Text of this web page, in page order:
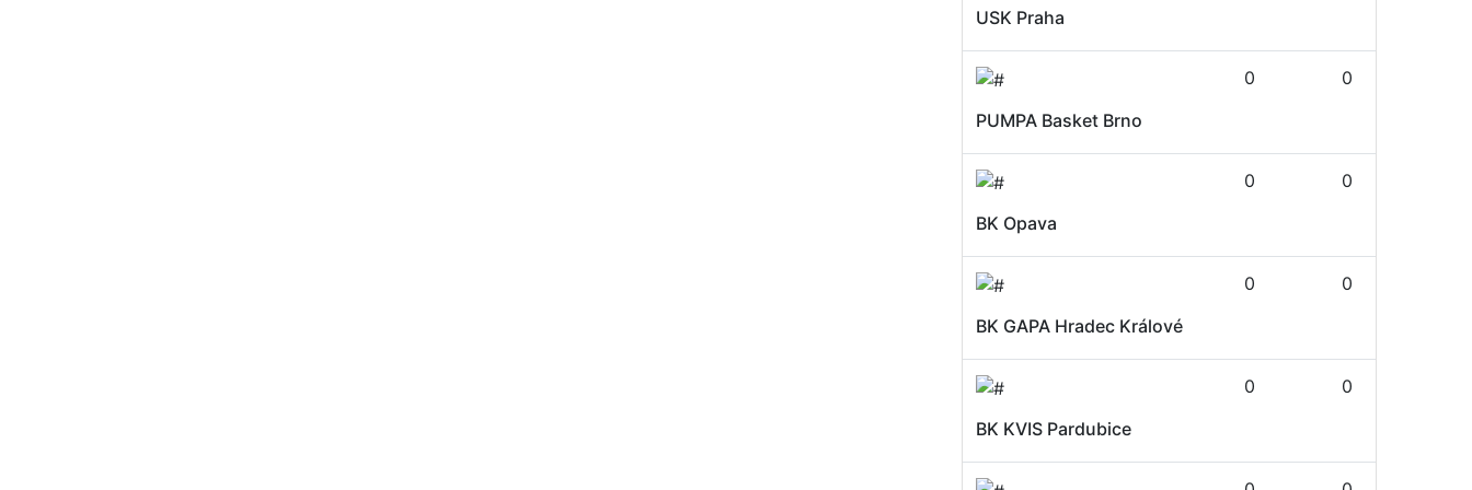
USK Praha
PUMPA Basket Brno
0 0
BK Opava
0 0
BK GAPA Hradec Králové
0 0
BK KVIS Pardubice
0 0